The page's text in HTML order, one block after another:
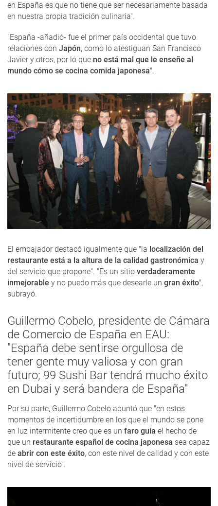
en España es que no tiene que ser necesariamente basada
en nuestra propia tradición culinaria".
"España -añadió- fue el primer país occidental que tuvo
relaciones con Japón, como lo atestiguan San Francisco
Javier y otros, por lo que no está mal que le enseñe al
mundo cómo se cocina comida japonesa".
El embajador destacó igualmente que "la localización del
restaurante está a la altura de la calidad gastronómica y
del servicio que propone". "Es un sitio verdaderamente
inmejorable y no puedo más que desearle un gran éxito",
subrayó.
Guillermo Cobelo, presidente de Cámara
de Comercio de España en EAU:
"España debe sentirse orgullosa de
tener gente muy valiosa y con gran
futuro; 99 Sushi Bar tendrá mucho éxito
en Dubai y será bandera de España"
Por su parte, Guillermo Cobelo apuntó que "en estos
momentos de incertidumbre en los que el mundo se pone
en luz intermitente creo que es un faro guía el hecho de
que un restaurante español de cocina japonesa sea capaz
de abrir con este éxito, con este nivel de calidad y con este
nivel de servicio".